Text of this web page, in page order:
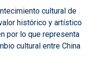
cultural de
histórico y artístico
por lo que representa
cultural entre China